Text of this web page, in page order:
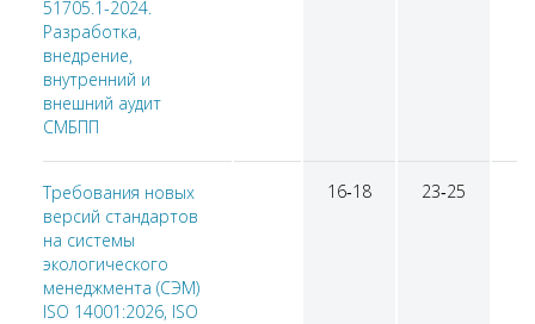
51705.1-2024.
Разработка,
внедрение,
внутренний и
внешний аудит
СМБПП
Требования новых
версий стандартов
на системы
экологического
менеджмента (СЭМ)
ISO 14001:2026, ISO
16‑18 23‑25